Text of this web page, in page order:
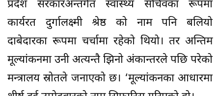
प्रदेश सरकारअन्तर्गत स्वास्थ्य सचिवका रूपमा
कार्यरत दुर्गालक्ष्मी श्रेष्ठ को नाम पनि बलियो
दाबेदारका रूपमा चर्चामा रहेको थियो। तर अन्तिम
मूल्यांकनमा उनी अत्यन्तै झिनो अंकान्तरले पछि परेको
मन्त्रालय स्रोतले जनाएको छ। ‘मूल्यांकनका आधारमा